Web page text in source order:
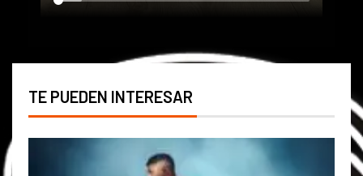
TE PUEDEN INTERESAR